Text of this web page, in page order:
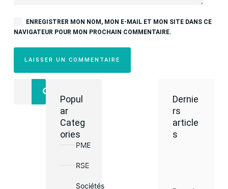
ENREGISTRER MON NOM, MON E-MAIL ET MON SITE DANS CE
NAVIGATEUR POUR MON PROCHAIN COMMENTAIRE.
LAISSER UN COMMENTAIRE
Popul
ar
Categ
ories
PME
RSE
Sociétés
Dernie
rs
article
s